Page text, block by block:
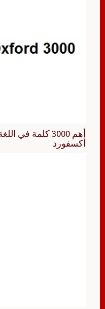
أهم 3000 كلمة في
أكسفورد